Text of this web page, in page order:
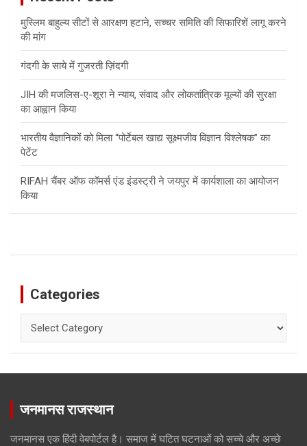
मुस्लिम बाहुल्य सीटों से आरक्षण हटाने, सच्चर समिति की सिफारिशें लागू करने
की मांग
गंदगी के साये में गुजरती ज़िंदगी
JIH की मजलिस-ए-शूरा ने न्याय, संवाद और लोकतांत्रिक मूल्यों की सुरक्षा
का आह्वान किया
भारतीय वैज्ञानिकों को मिला “पोर्टेबल खाद्य सूक्ष्मजीव विज्ञान विश्लेषक” का
पेटेंट
RIFAH चैंबर ऑफ कॉमर्स एंड इंडस्ट्री ने जयपुर में कार्यशाला का आयोजन
किया
Categories
जनमानस राजस्थान
जनमानस एक हिंदी वेबपोर्टल है। समाज में घटित घटनाओं को सच्चे और अच्छे